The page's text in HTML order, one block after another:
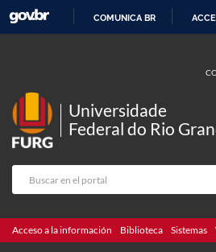
COMUNICA BR
Universidade
Federal do Rio
Acceso a la información Biblioteca Sistemas